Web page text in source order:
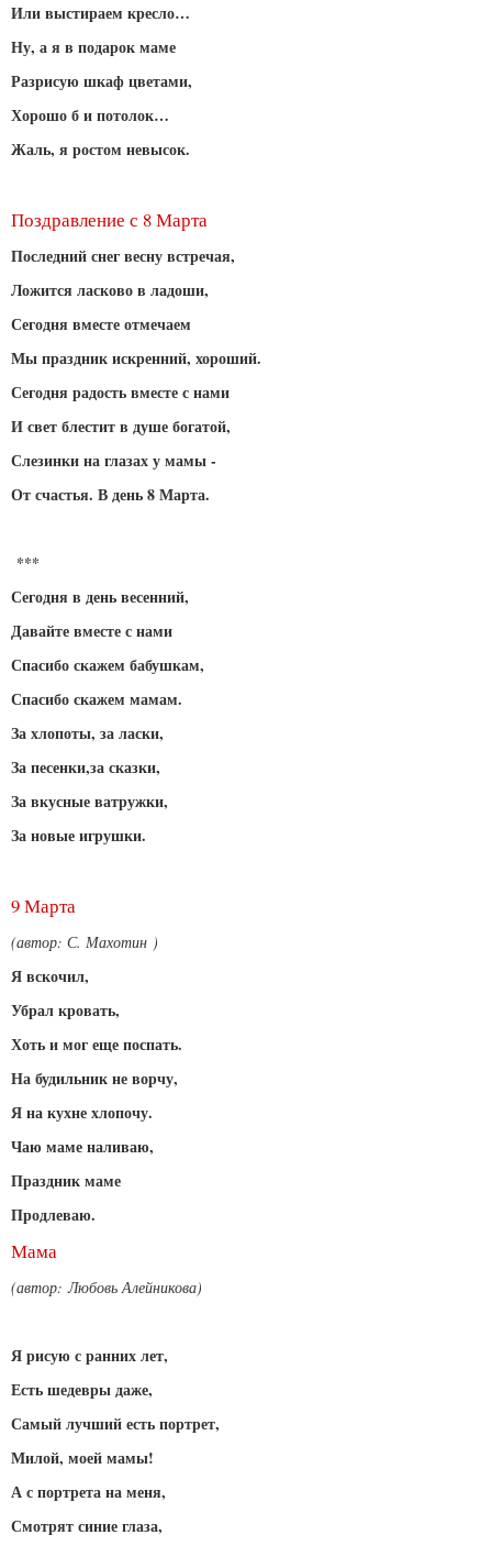
Или выстираем кресло…
Ну, а я в подарок маме
Разрисую шкаф цветами,
Хорошо б и потолок…
Жаль, я ростом невысок.
Поздравление с 8 Марта
Последний снег весну встречая,
Ложится ласково в ладоши,
Сегодня вместе отмечаем
Мы праздник искренний, хороший.
Сегодня радость вместе с нами
И свет блестит в душе богатой,
Слезинки на глазах у мамы -
От счастья. В день 8 Марта.
***
Сегодня в день весенний,
Давайте вместе с нами
Спасибо скажем бабушкам,
Спасибо скажем мамам.
За хлопоты, за ласки,
За песенки,за сказки,
За вкусные ватружки,
За новые игрушки.
9 Марта
(автор: С. Махотин )
Я вскочил,
Убрал кровать,
Хоть и мог еще поспать.
На будильник не ворчу,
Я на кухне хлопочу.
Чаю маме наливаю,
Праздник маме
Продлеваю.
Мама
(автор: Любовь Алейникова)
Я рисую с ранних лет,
Есть шедевры даже,
Самый лучший есть портрет,
Милой, моей мамы!
А с портрета на меня,
Смотрят синие глаза,